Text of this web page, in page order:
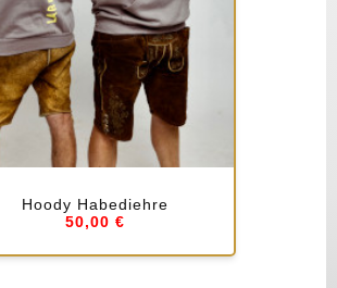
Hoody Habediehre
50,00 €